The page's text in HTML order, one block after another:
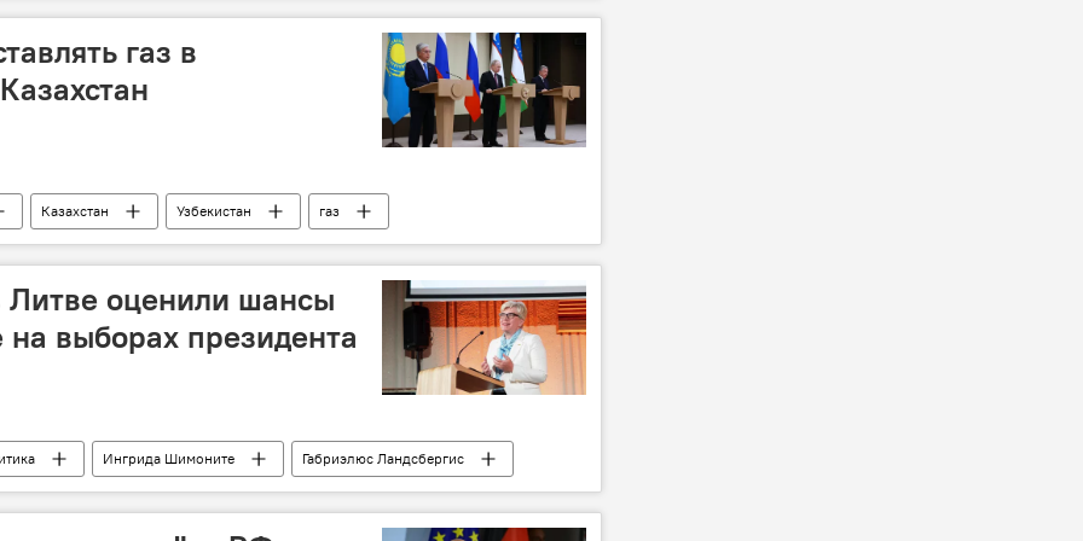
газ в
Казахстан Узбекистан
газ
поставки
энергетический рынок
оценили шансы
выборах президента
Ингрида Шимоните
Габриэлюс Ландсбергис